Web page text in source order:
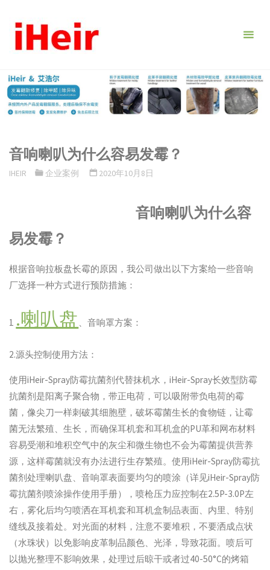
容。
音响喇叭为什么容易发霉？
IHEIR 企业案例 2020年10月8日
音响喇叭为什么容
易发霉？
根据音响拉板盘长霉的原因，我公司做出以下方案给一些音响
厂选择一种方式进行预防措施：
1 .喇叭盘 、音响罩方案：
2.源头控制使用方法：
使用iHeir-Spray防霉抗菌剂代替抹机水，iHeir-Spray长效型防霉
抗菌剂是阳离子聚合物，带正电荷，可以吸附带负电荷的霉
菌，像尖刀一样刺破其细胞壁，破坏霉菌生长的食物链，让霉
菌无法繁殖、生长，而确保耳机套和耳机盒的PU革和网布材料
容易受潮和堆积空气中的灰尘和微生物也不会为霉菌提供营养
源，这样霉菌就没有办法进行生存繁殖。使用iHeir-Spray防霉抗
菌剂处理喇叭盘、音响罩表面要均匀的喷涂（详见iHeir-Spray防
霉抗菌剂喷涂操作使用手册），喷枪压力应控制在2.5P-3.0P左
右，雾化后均匀喷洒在耳机套和耳机盒制品表面、内里、特别
缝线及接着处。对光面的材料，注意不要堆积，不要洒成点状
（水珠状）以免影响皮革制品颜色、光泽，导致花面。喷后可
以抛光整理不影响效果，处理过后晾干或者过40-50°C的烤箱